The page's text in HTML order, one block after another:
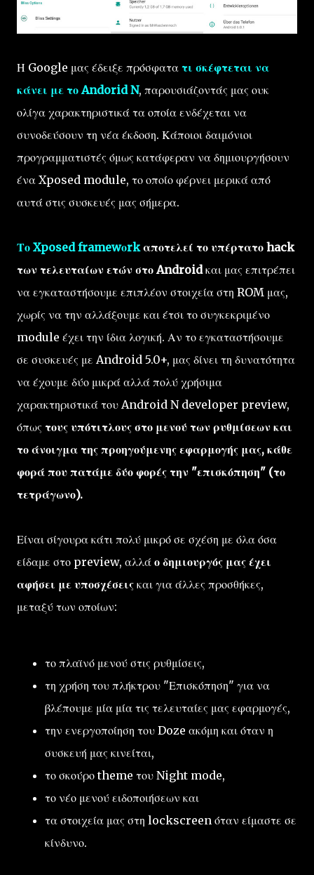
Η Google μας έδειξε πρόσφατα τι σκέφτεται να
κάνει με το Andorid N, παρουσιάζοντάς μας ουκ
ολίγα χαρακτηριστικά τα οποία ενδέχεται να
συνοδεύσουν τη νέα έκδοση. Κάποιοι δαιμόνιοι
προγραμματιστές όμως κατάφεραν να δημιουργήσουν
ένα Xposed module, το οποίο φέρνει μερικά από
αυτά στις συσκευές μας σήμερα.
Το Xposed framewοrk αποτελεί το υπέρτατο hack
των τελευταίων ετών στο Androidκαι μας επιτρέπει
να εγκαταστήσουμε επιπλέον στοιχεία στη ROM μας,
χωρίς να την αλλάξουμε και έτσι το συγκεκριμένο
module έχει την ίδια λογική. Αν το εγκαταστήσουμε
σε συσκευές με Android 5.0+, μας δίνει τη δυνατότητα
να έχουμε δύο μικρά αλλά πολύ χρήσιμα
χαρακτηριστικά του Android N developer preview,
όπως τους υπότιτλους στο μενού των ρυθμίσεων και
το άνοιγμα της προηγούμενης εφαρμογής μας, κάθε
φορά που πατάμε δύο φορές την "επισκόπηση" (το
τετράγωνο).
Είναι σίγουρα κάτι πολύ μικρό σε σχέση με όλα όσα
είδαμε στο preview, αλλά ο δημιουργός μας έχει
αφήσει με υποσχέσεις και για άλλες προσθήκες,
μεταξύ των οποίων:
το πλαϊνό μενού στις ρυθμίσεις,
τη χρήση του πλήκτρου "Επισκόπηση" για να
βλέπουμε μία μία τις τελευταίες μας εφαρμογές,
την ενεργοποίηση του Doze ακόμη και όταν η
συσκευή μας κινείται,
το σκούρο theme του Night mode,
το νέο μενού ειδοποιήσεων και
τα στοιχεία μας στη lockscreen όταν είμαστε σε
κίνδυνο.